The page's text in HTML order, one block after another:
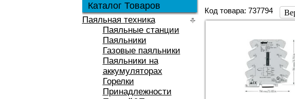
Каталог Товаров
Паяльная техника
Паяльные станции
Паяльники
Газовые паяльники
Паяльники на
аккумуляторах
Горелки
Принадлежности
Код товара: 737794